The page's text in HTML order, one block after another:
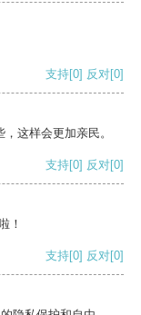
支持[0] 反对[0]
这样会更加亲民。
支持[0] 反对[0]
！
支持[0] 反对[0]